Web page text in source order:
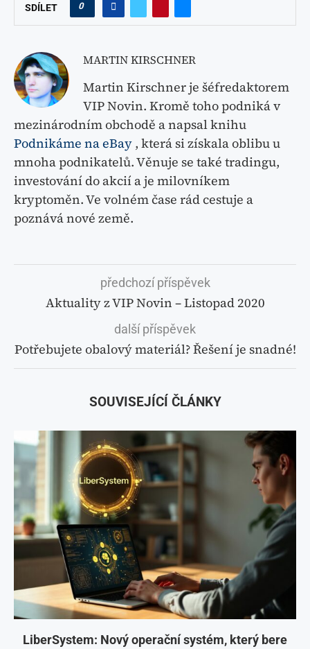
SDÍLET 0
MARTIN KIRSCHNER
Martin Kirschner je šéfredaktorem
VIP Novin. Kromě toho podniká v
mezinárodním obchodě a napsal knihu
Podnikáme na eBay , která si získala oblibu u
mnoha podnikatelů. Věnuje se také tradingu,
investování do akcií a je milovníkem
kryptoměn. Ve volném čase rád cestuje a
poznává nové země.
předchozí příspěvek
Aktuality z VIP Novin – Listopad 2020
další příspěvek
Potřebujete obalový materiál? Řešení je snadné!
SOUVISEJÍCÍ ČLÁNKY
LiberSystem: Nový operační systém, který bere